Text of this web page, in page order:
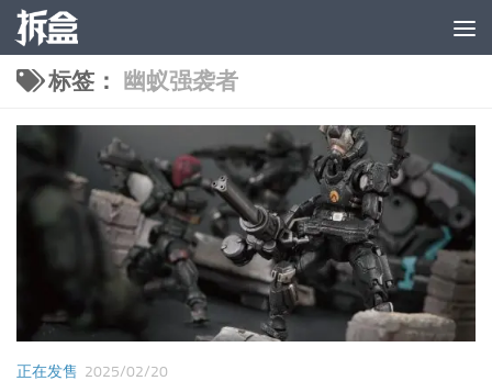
跳至内容
标签： 幽蚁强袭者
正在发售 2025/02/20